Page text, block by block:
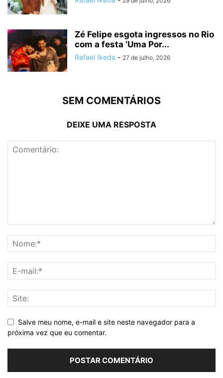
Zé Felipe esgota ingressos no Rio
com a festa ‘Uma Por...
Rafael Ikeda - 27 de julho, 2026
SEM COMENTÁRIOS
DEIXE UMA RESPOSTA
Salve meu nome, e-mail e site neste navegador para a
próxima vez que eu comentar.